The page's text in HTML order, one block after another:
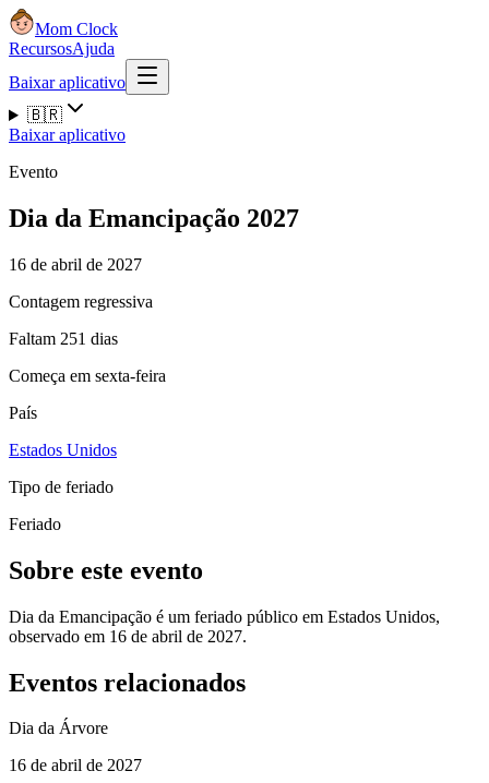
Mom Clock
RecursosAjuda
Baixar aplicativo
🇧🇷
Baixar aplicativo
Evento
Dia da Emancipação 2027
16 de abril de 2027
Contagem regressiva
Faltam 251 dias
Começa em sexta-feira
País
Estados Unidos
Tipo de feriado
Feriado
Sobre este evento
Dia da Emancipação é um feriado público em Estados Unidos,
observado em 16 de abril de 2027.
Eventos relacionados
Dia da Árvore
16 de abril de 2027